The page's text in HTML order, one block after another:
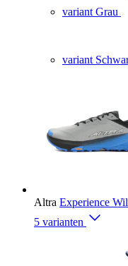
variant Grau
variant
Altra Experience
5 varianten